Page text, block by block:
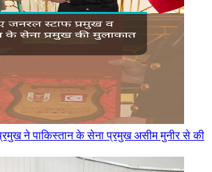
ने पाकिस्तान के सेना प्रमुख असीम मुनीर से की